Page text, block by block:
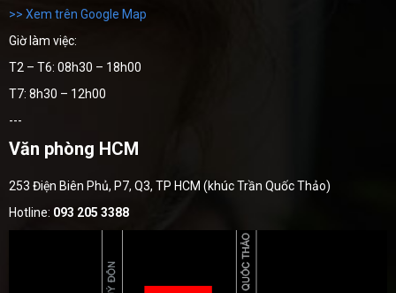
>> Xem trên Google Map
Giờ làm việc:
T2 – T6: 08h30 – 18h00
T7: 8h30 – 12h00
---
Văn phòng HCM
253 Điện Biên Phủ, P7, Q3, TP HCM (khúc Trần Quốc Thảo)
Hotline: 093 205 3388